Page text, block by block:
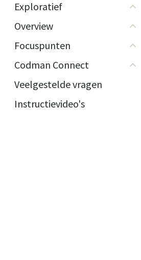
Exploratief
Overview
Focuspunten
Codman Connect
Veelgestelde vragen
Instructievideo's